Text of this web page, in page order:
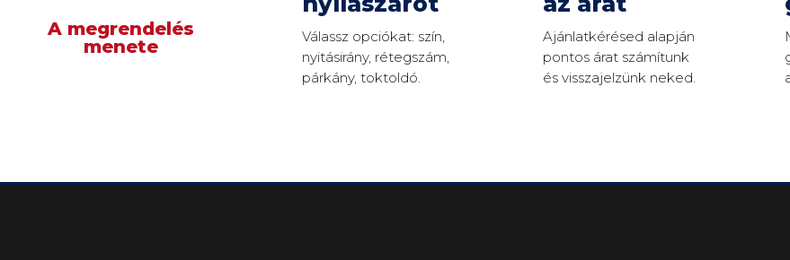
A megrendelés
menete
Válassz opciókat: szín,
nyitásirány, rétegszám,
párkány, toktoldó.
Ajánlatkérésed alapján
pontos árat számítunk
és visszajelzünk neked.